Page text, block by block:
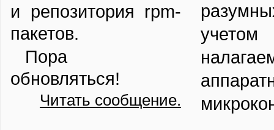
и репозитория rpm-
пакетов.
Пора
обновляться!
Читать сообщение.